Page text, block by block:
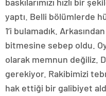
yaptı. Belli bölümlerde
1’i bulamadık.
bitmesine sebep oldu.
olarak memnun değiliz.
gerekiyor. Rakibimizi
hak ettiği bir galibiyet